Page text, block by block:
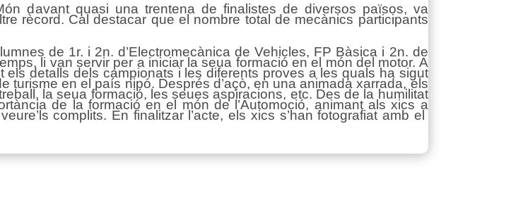
davant quasi una trentena de finalistes de diversos països, va
rècord. Cal destacar que el nombre total de mecànics participants
de 1r. i 2n. d’Electromecànica de Vehicles, FP Bàsica i 2n. de
li van servir per a iniciar la seua formació en el món del motor. A
els detalls dels campionats i les diferents proves a les quals ha sigut
turisme en el país nipó. Després d’açò, en una animada xarrada, els
la seua formació, les seues aspiracions, etc. Des de la humilitat
de la formació en el món de l’Automoció, animant als xics a
complits. En finalitzar l’acte, els xics s’han fotografiat amb el